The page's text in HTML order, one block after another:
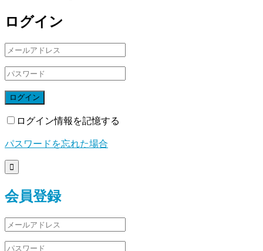
ログイン
ログイン
ログイン情報を記憶する
パスワードを忘れた場合

会員登録